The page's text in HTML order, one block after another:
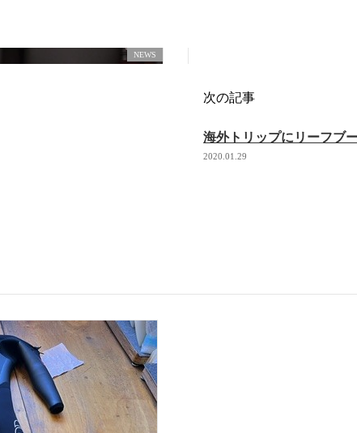
NEWS
次の記事
海外トリップにリーフブ
2020.01.29